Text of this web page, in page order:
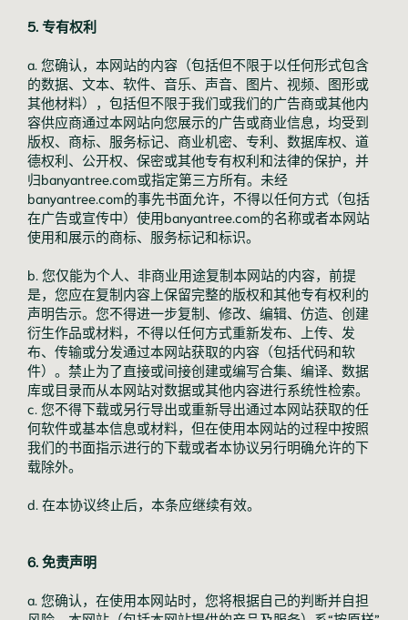
5. 专有权利
a. 您确认，本网站的内容（包括但不限于以任何形式包含
的数据、文本、软件、音乐、声音、图片、视频、图形或
其他材料），包括但不限于我们或我们的广告商或其他内
容供应商通过本网站向您展示的广告或商业信息，均受到
版权、商标、服务标记、商业机密、专利、数据库权、道
德权利、公开权、保密或其他专有权利和法律的保护，并
归banyantree.com或指定第三方所有。未经
banyantree.com的事先书面允许，不得以任何方式（包括
在广告或宣传中）使用banyantree.com的名称或者本网站
使用和展示的商标、服务标记和标识。
b. 您仅能为个人、非商业用途复制本网站的内容，前提
是，您应在复制内容上保留完整的版权和其他专有权利的
声明告示。您不得进一步复制、修改、编辑、仿造、创建
衍生作品或材料，不得以任何方式重新发布、上传、发
布、传输或分发通过本网站获取的内容（包括代码和软
件）。禁止为了直接或间接创建或编写合集、编译、数据
库或目录而从本网站对数据或其他内容进行系统性检索。
c. 您不得下载或另行导出或重新导出通过本网站获取的任
何软件或基本信息或材料，但在使用本网站的过程中按照
我们的书面指示进行的下载或者本协议另行明确允许的下
载除外。
d. 在本协议终止后，本条应继续有效。
6. 免责声明
a. 您确认，在使用本网站时，您将根据自己的判断并自担